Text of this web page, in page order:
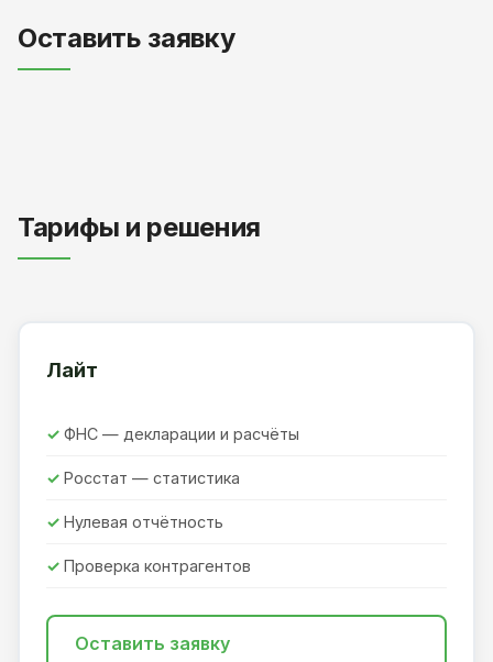
Оставить заявку
Тарифы и решения
Лайт
ФНС — декларации и расчёты
Росстат — статистика
Нулевая отчётность
Проверка контрагентов
Оставить заявку